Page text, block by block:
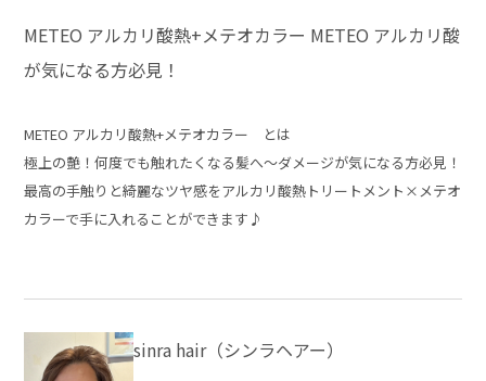
METEO アルカリ酸熱+メテオカラー METEO アルカリ酸
が気になる方必見！
METEO アルカリ酸熱+メテオカラー とは
極上の艶！何度でも触れたくなる髪へ～ダメージが気になる方必見！
最高の手触りと綺麗なツヤ感をアルカリ酸熱トリートメント×メテオ
カラーで手に入れることができます♪
sinra hair（シンラヘアー）